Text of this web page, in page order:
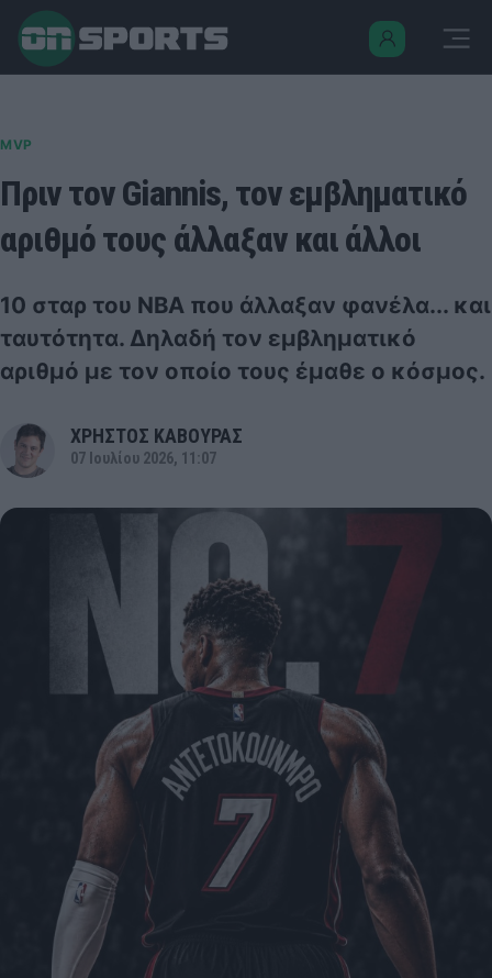
MVP
Πριν τον Giannis, τον εμβληματικό
αριθμό τους άλλαξαν και άλλοι
10 σταρ του NBA που άλλαξαν φανέλα... και
ταυτότητα. Δηλαδή τον εμβληματικό
αριθμό με τον οποίο τους έμαθε ο κόσμος.
ΧΡΗΣΤΟΣ ΚΑΒΟΥΡΑΣ
07 Ιουλίου 2026, 11:07